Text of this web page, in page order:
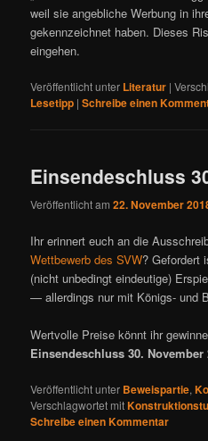
weil sie angebliche Werbung in
gekennzeichnet haben. Dieses
eingehen.
Veröffentlicht unter Literatur |
Lesetipp |Schreibe einen
Einsendeschluss
Veröffentlicht am22. November
Ihr erinnert euch an die
Wettbewerb des SVW? Gefordert
(nicht unbedingt eindeutige)
— allerdings nur mit Königs- und
Wertvolle Preise könnt ihr
Einsendeschluss 30. November
Veröffentlicht unter Beweispartie,
Verschlagwortet mit
Schreibe einen Kommentar